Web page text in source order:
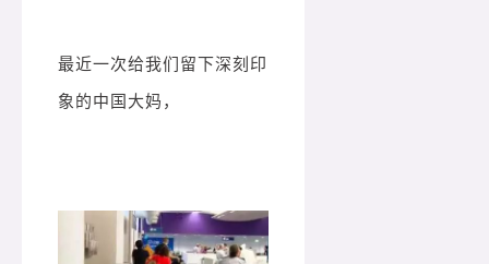
最近一次给我们留下深刻印
象的中国大妈，